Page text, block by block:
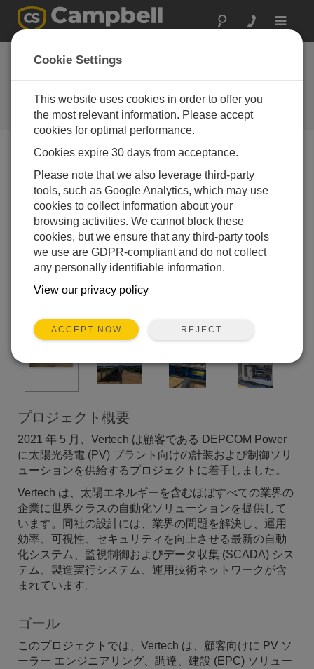
Toggle
バージニア州: 両面気
象ソリューション
小規模太陽光発電所のニーズに応
える
プロジェクト概要
2021 年 5 月、Vertech は顧客である DEPCOM Power
に太陽光発電 (PV) プラント向けの計装および制御ソリ
ューションを供給するプロジェクトに着手しました。
Vertech は、太陽エネルギーを含むほぼすべての業界の
企業に世界クラスの自動化ソリューションを提供して
います。同社の設計には、業界の問題を解決し、運用
効率、可視性、セキュリティを向上させる最新の自動
化システム、監視制御およびデータ収集 (SCADA) シス
テム、製造実行システム、運用技術ネットワークが含
まれています。
ゴール
このプロジェクトでは、Vertech は、顧客向けに PV ソ
ーラー エンジニアリング、調達、建設 (EPC) ソリュー
Cookie Settings
This website uses cookies in order to offer you
the most relevant information. Please accept
cookies for optimal performance.
Cookies expire 30 days from acceptance.
Please note that we also leverage third-party
tools, such as Google Analytics, which may use
cookies to collect information about your
browsing activities. We cannot block these
cookies, but we ensure that any third-party tools
we use are GDPR-compliant and do not collect
any personally identifiable information.
View our privacy policy
ACCEPT NOW REJECT